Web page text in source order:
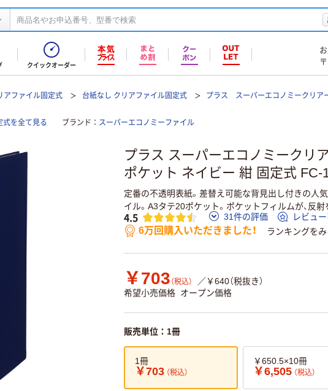
クイックオーダー
アファイル固定式 台紙なし クリアファイル固定式 プラス スーパーエコノミークリア
式を全て見る ブランド スーパーエコノミーファイル
プラス スーパーエコノミークリ
ポケット ネイビー 紺 固定式 FC-
定番の不透明表紙。差替え可能な背見出し付きの人
イル。A3タテ20ポケット。ポケットフィルムが、反
4.5 31件の評価 レビュ
6万回購入いただきました！ ランキングをみ
￥703 （税込）
／￥640（税抜き）
希望小売価格 オープン価格
販売単位：1冊
1冊
￥703 （税込）
￥650.5×10冊
￥6,505 （税込）